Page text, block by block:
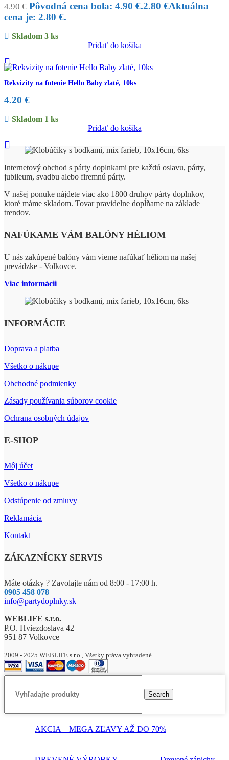
4.90€ Pôvodná cena bola: 4.90 €.2.80 €Aktuálna
cena je: 2.80 €.
Skladom 3 ks
Pridať do košíka
Rekvizity na fotenie Hello Baby zlaté, 10ks
4.20 €
Skladom 1 ks
Pridať do košíka
Internetový obchod s párty doplnkami pre každú oslavu, párty,
jubileum, svadbu alebo firemnú párty.
V našej ponuke nájdete viac ako 1800 druhov párty doplnkov,
ktoré máme skladom. Tovar pravidelne dopĺňame na základe
trendov.
NAFÚKAME VÁM BALÓNY HÉLIOM
U nás zakúpené balóny vám vieme nafúkať héliom na našej
prevádzke - Volkovce.
Viac informácii
INFORMÁCIE
Doprava a platba
Všetko o nákupe
Obchodné podmienky
Zásady používania súborov cookie
Ochrana osobných údajov
E-SHOP
Môj účet
Všetko o nákupe
Odstúpenie od zmluvy
Reklamácia
Kontakt
ZÁKAZNÍCKY SERVIS
Máte otázky ? Zavolajte nám od 8:00 - 17:00 h.
0905 458 078
info@partydoplnky.sk
WEBLIFE s.r.o.
P.O. Hviezdoslava 42
951 87 Volkovce
2009 - 2025 WEBLIFE s.r.o., Všetky práva vyhradené
Search
AKCIA – MEGA ZĽAVY AŽ DO 70%